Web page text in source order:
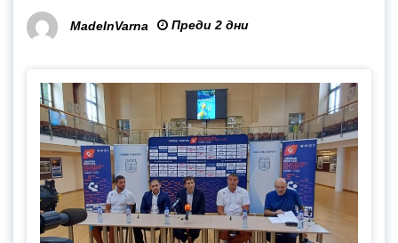
MadeInVarna Преди 2 дни